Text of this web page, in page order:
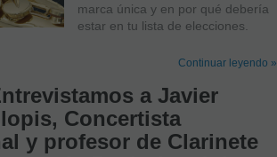
marca única y en por qué debería
estar en tu lista de elecciones.
Continuar leyendo »
a Javier
Concertista
y profesor de Clarinete